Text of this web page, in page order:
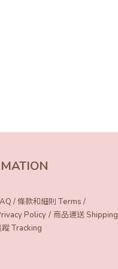
/條款和細則 Terms /
Policy / 商品運送 Shipping
Tracking